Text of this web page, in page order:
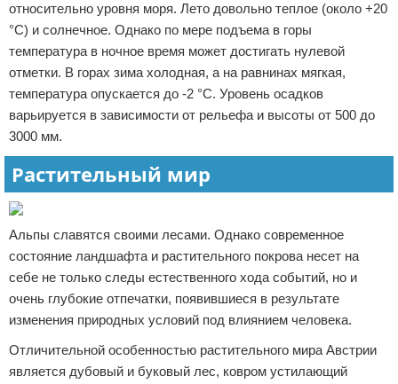
относительно уровня моря. Лето довольно теплое (около +20
°С) и солнечное. Однако по мере подъема в горы
температура в ночное время может достигать нулевой
отметки. В горах зима холодная, а на равнинах мягкая,
температура опускается до -2 °С. Уровень осадков
варьируется в зависимости от рельефа и высоты от 500 до
3000 мм.
Растительный мир
Альпы славятся своими лесами. Однако современное
состояние ландшафта и растительного покрова несет на
себе не только следы естественного хода событий, но и
очень глубокие отпечатки, появившиеся в результате
изменения природных условий под влиянием человека.
Отличительной особенностью растительного мира Австрии
является дубовый и буковый лес, ковром устилающий